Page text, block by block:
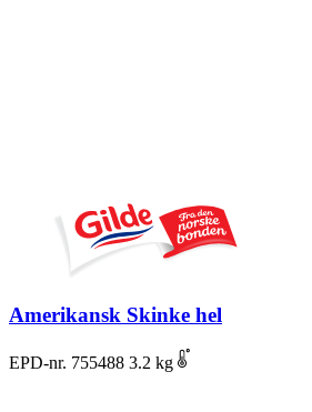
Amerikansk Skinke hel
EPD-nr. 755488 3.2 kg